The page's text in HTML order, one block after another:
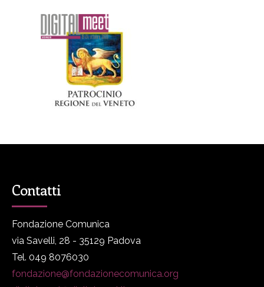
Contatti
Fondazione Comunica
via Savelli, 28 - 35129 Padova
Tel. 049 8076030
fondazione@fondazionecomunica.org